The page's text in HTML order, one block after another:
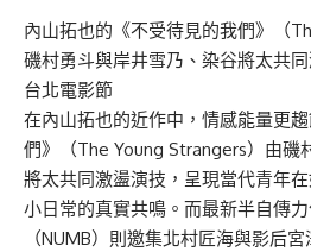
內山拓也的《不受待見的我們》（
磯村勇斗與岸井雪乃、染谷將太共
台北電影節
在內山拓也的近作中，情感能量更
們》（The Young Strangers）由磯
將太共同激盪演技，呈現當代青年
小日常的真實共鳴。而最新半自傳力
（NUMB）則邀集北村匠海與影后